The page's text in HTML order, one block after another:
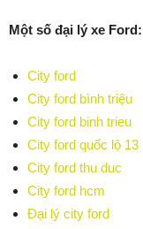
Một số đại lý xe Ford:
City ford
City ford bình triệu
City ford binh trieu
City ford quốc lộ 13
City ford thu duc
City ford hcm
Đại lý city ford